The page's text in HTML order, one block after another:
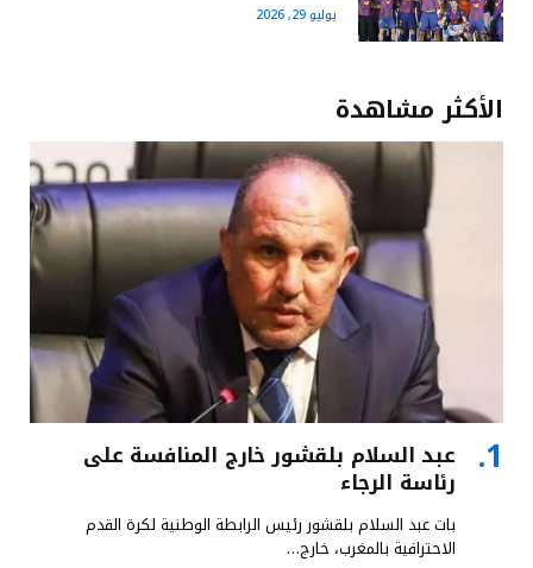
يوليو 29, 2026
الأكثر مشاهدة
عبد السلام بلقشور خارج المنافسة على
رئاسة الرجاء
بات عبد السلام بلقشور رئيس الرابطة الوطنية لكرة القدم
الاحترافية بالمغرب، خارج…